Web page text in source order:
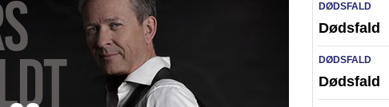
DØDSFALD
Dødsfald
DØDSFALD
Dødsfald